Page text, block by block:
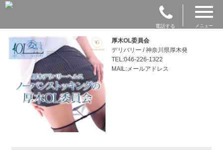
電話する メニュー
厚木OL委員会
デリバリー / 神奈川県厚木発
TEL:046-226-1322
MAIL:メールアドレス